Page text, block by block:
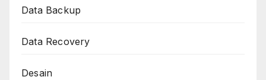
Data Backup
Data Recovery
Desain